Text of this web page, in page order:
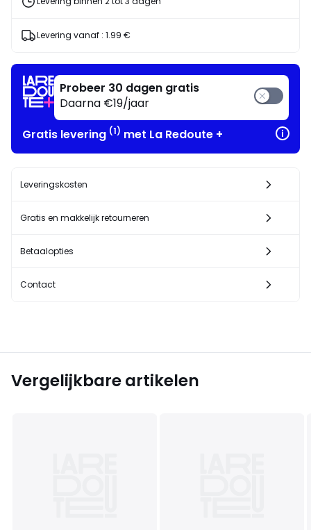
toegepast.
Levering vanaf : 1.99 €
Probeer 30 dagen gratis
Daarna €19/jaar
Gratis levering (1) met La Redoute +
Leveringskosten
Gratis en makkelijk retourneren
Betaalopties
Contact
Vergelijkbare artikelen